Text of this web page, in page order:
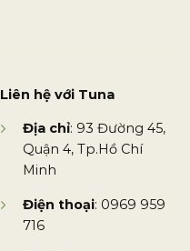
Liên hệ với Tuna
Địa chỉ: 93 Đường 45,
Quận 4, Tp.Hồ Chí
Minh
Điện thoại: 0969 959
716